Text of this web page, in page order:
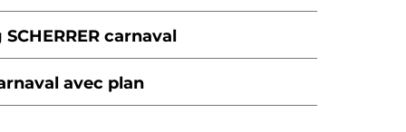
carnaval
avec plan